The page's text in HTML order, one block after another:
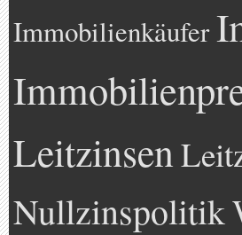
Immobilienkäufer
Leitzinsen
Nullzinspolitik